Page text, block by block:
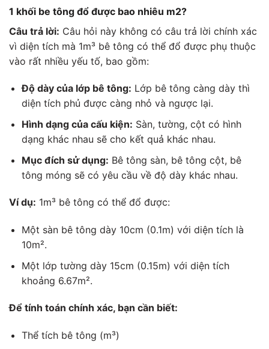
1 khối be tông đổ được bao nhiêu m2?
Câu trả lời: Câu hỏi này không có câu trả lời chính xác
vì diện tích mà 1m³ bê tông có thể đổ được phụ thuộc
vào rất nhiều yếu tố, bao gồm:
Độ dày của lớp bê tông: Lớp bê tông càng dày thì
diện tích phủ được càng nhỏ và ngược lại.
Hình dạng của cấu kiện: Sàn, tường, cột có hình
dạng khác nhau sẽ cho kết quả khác nhau.
Mục đích sử dụng: Bê tông sàn, bê tông cột, bê
tông móng sẽ có yêu cầu về độ dày khác nhau.
Ví dụ: 1m³ bê tông có thể đổ được:
Một sàn bê tông dày 10cm (0.1m) với diện tích là
10m².
Một lớp tường dày 15cm (0.15m) với diện tích
khoảng 6.67m².
Để tính toán chính xác, bạn cần biết:
Thể tích bê tông (m³)